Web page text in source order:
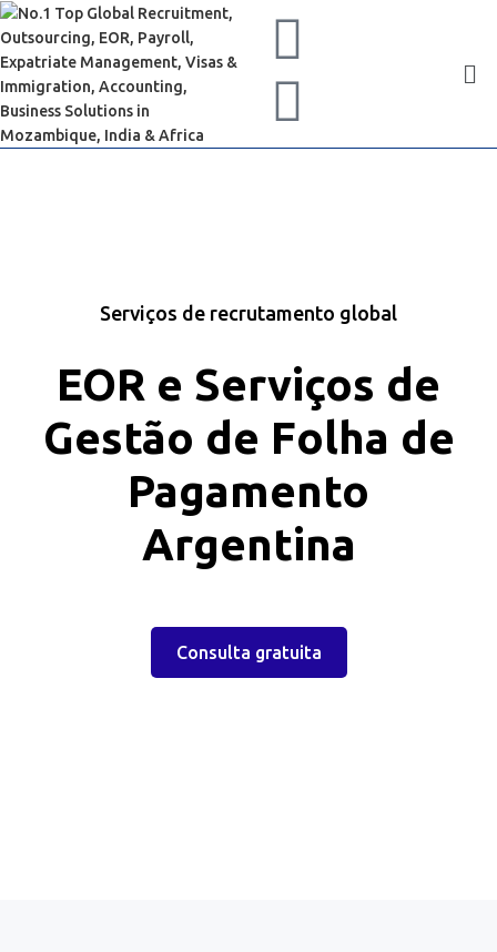
Serviços de recrutamento global
EOR e Serviços de
Gestão de Folha de
Pagamento
Argentina
Consulta gratuita